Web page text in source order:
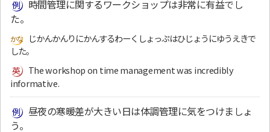
時間管理に関するワークショップは非常に有益でし
た。
じかんかんりにかんするわーくしょっぷはひじょうにゆうえきで
した。
The workshop on time management was incredibly
informative.
昼夜の寒暖差が大きい日は体調管理に気をつけましょ
う。